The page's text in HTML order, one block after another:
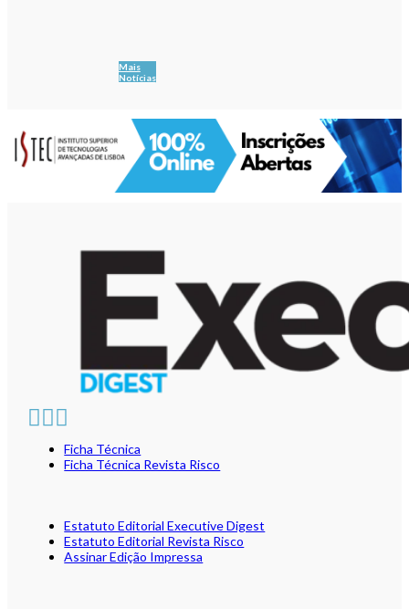
Mais
Notícias
Ficha Técnica
Ficha Técnica Revista Risco
Estatuto Editorial Executive Digest
Estatuto Editorial Revista Risco
Assinar Edição Impressa